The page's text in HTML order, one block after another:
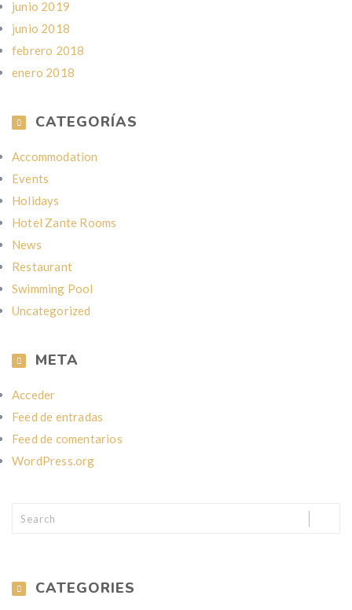
junio 2019
junio 2018
febrero 2018
enero 2018
CATEGORÍAS
Accommodation
Events
Holidays
Hotel Zante Rooms
News
Restaurant
Swimming Pool
Uncategorized
META
Acceder
Feed de entradas
Feed de comentarios
WordPress.org
CATEGORIES